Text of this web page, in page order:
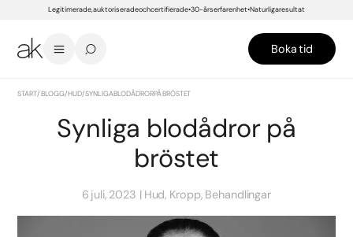
Legitimerade, auktoriserade och certifierade 30-års erfarenhet Naturliga resultat
Boka tid
START/BLOGG/HUD/SYNLIGA BLODÅDROR PÅ BRÖSTET
Synliga blodådror på
bröstet
6 juli, 2023 Hud, Kropp, Behandlingar